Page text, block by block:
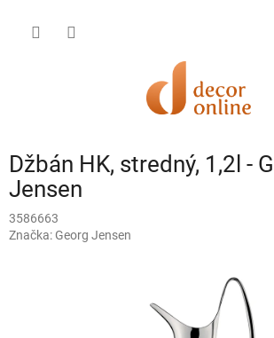
obsah
Džbán HK, stredný, 1,2l -
Jensen
3586663
Značka: Georg Jensen